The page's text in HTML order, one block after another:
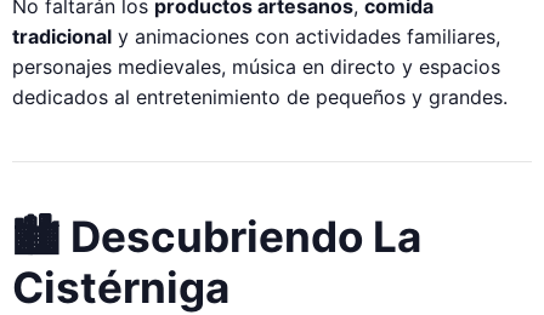
No faltarán los productos artesanos, comida
tradicional y animaciones con actividades familiares,
personajes medievales, música en directo y espacios
dedicados al entretenimiento de pequeños y grandes.
🏙️ Descubriendo La
Cistérniga